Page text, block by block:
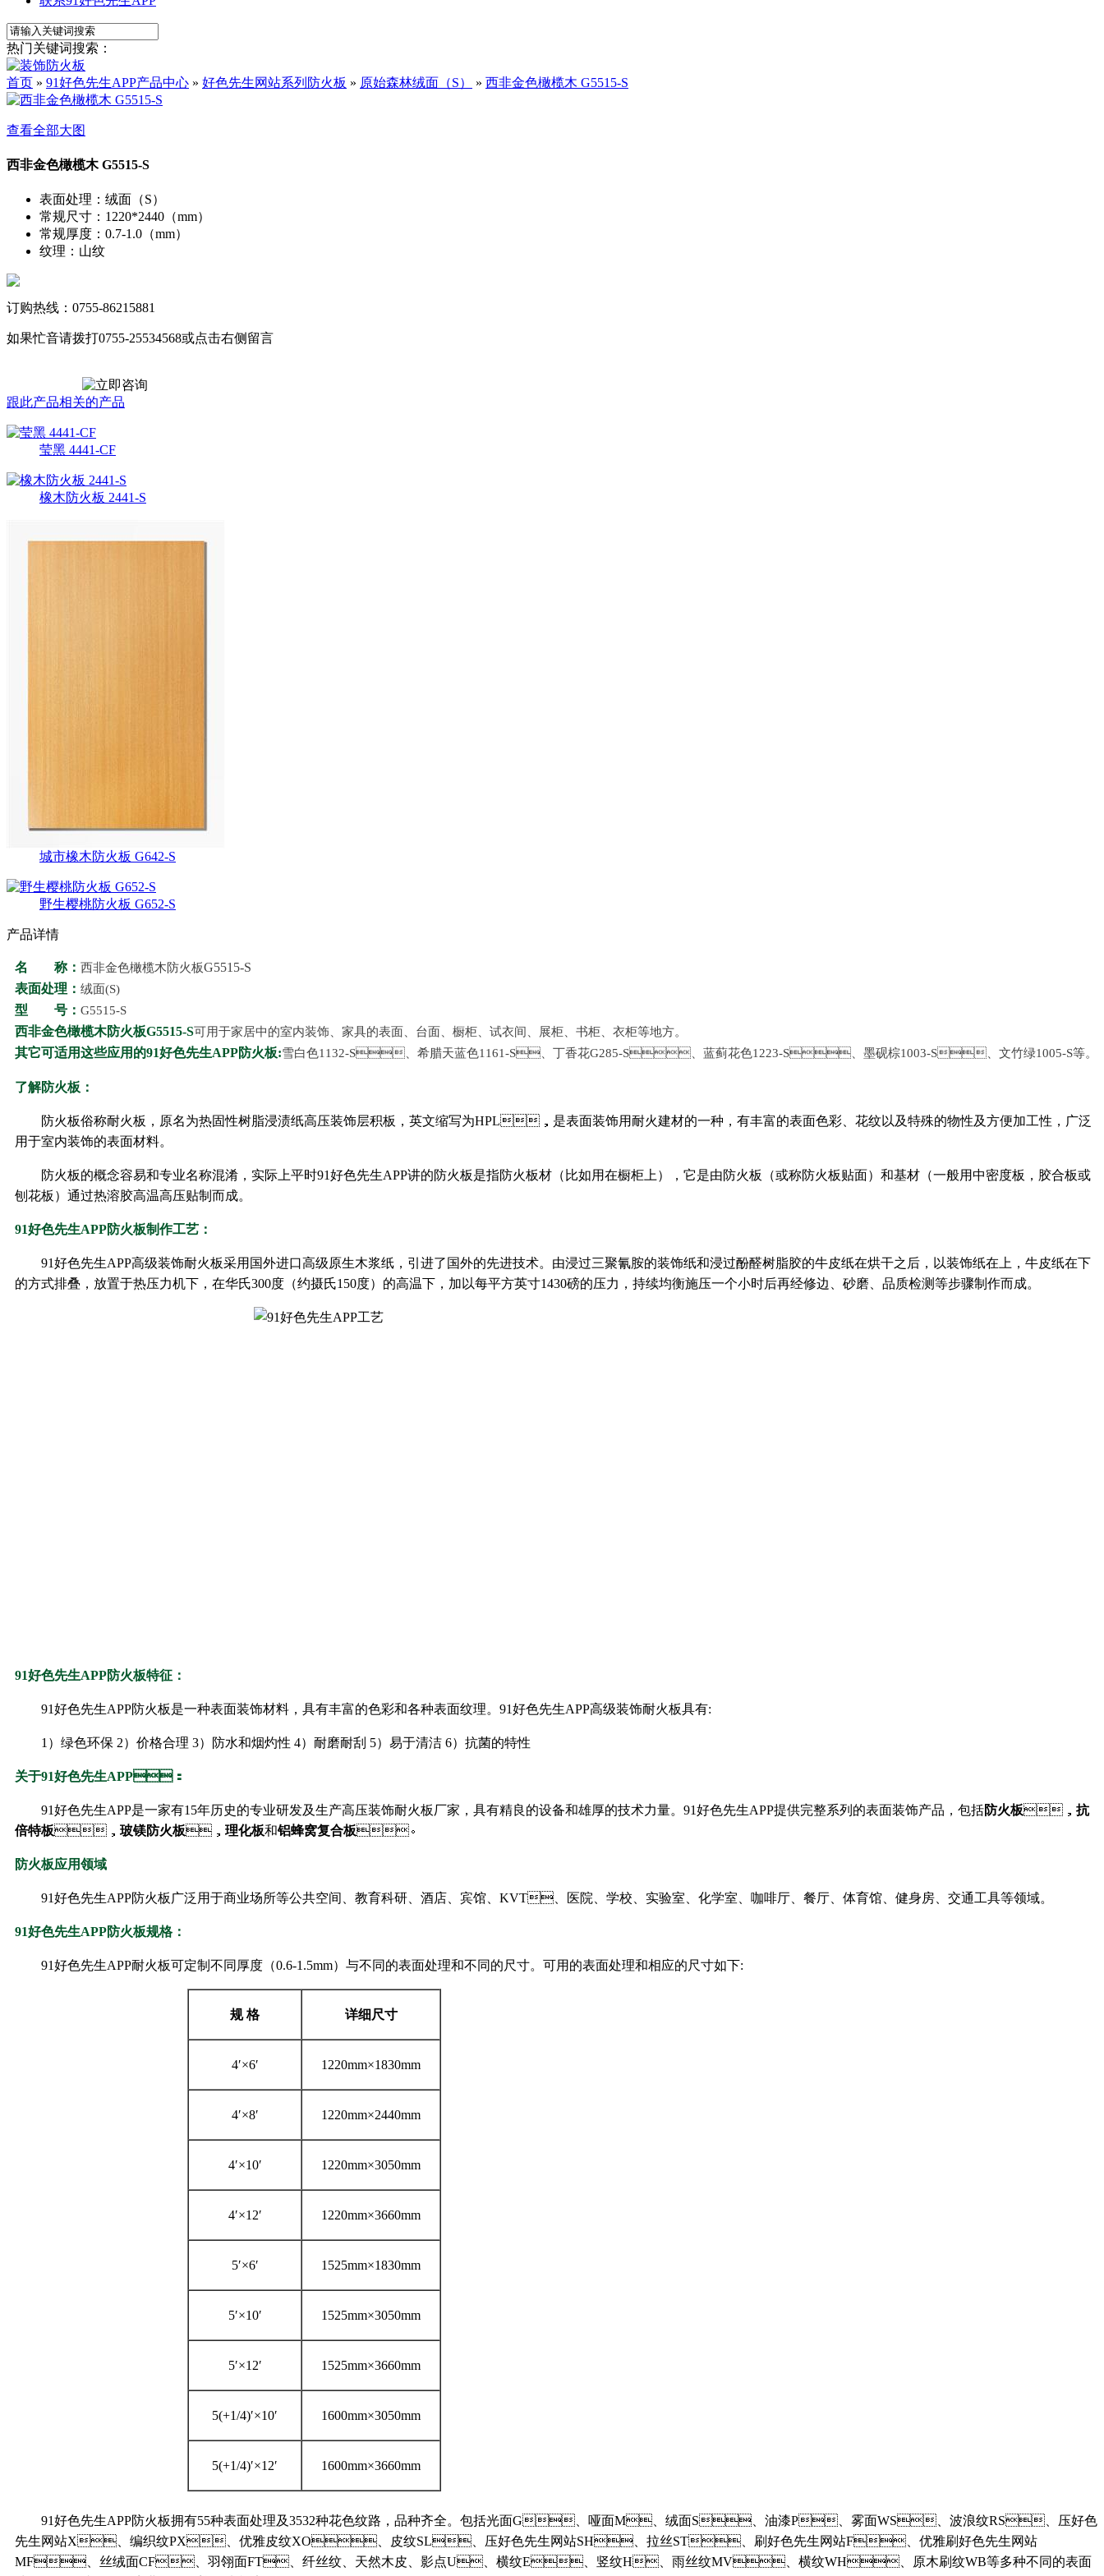
热门关键词搜索：
首页 » 91好色先生APP产品中心 » 好色先生网站系列防火板 » 原始森林绒面（S） » 西非金色橄榄木 G5515-S
查看全部大图
西非金色橄榄木 G5515-S
表面处理 ： 绒面（S）
常规尺寸 ： 1220*2440（mm）
常规厚度 ： 0.7-1.0（mm）
纹理 ： 山纹
订购热线：0755-86215881
如果忙音请拨打0755-25534568或点击右侧留言
跟此产品相关的产品
莹黑 4441-CF
橡木防火板 2441-S
城市橡木防火板 G642-S
野生樱桃防火板 G652-S
产品详情
名 称： 西非金色橄榄木防火板G5515-S
表面处理： 绒面(S)
型 号： G5515-S
西非金色橄榄木防火板G5515-S可用于家居中的室内装饰、家具的表面、台面、橱柜、试衣间、展柜、书柜、衣柜等地方。
其它可适用这些应用的91好色先生APP防火板:雪白色1132-S、希腊天蓝色1161-S、丁香花G285-S、蓝蓟花色1223-S、墨砚棕1003-S、文竹绿1005-S等。
了解防火板：
防火板俗称耐火板，原名为热固性树脂浸渍纸高压装饰层积板，英文缩写为HPL，是表面装饰用耐火建材的一种，有丰富的表面色彩、花纹以及特殊的物性及方便加工性，广泛
用于室内装饰的表面材料。
防火板的概念容易和专业名称混淆，实际上平时91好色先生APP讲的防火板是指防火板材（比如用在橱柜上），它是由防火板（或称防火板贴面）和基材（一般用中密度板，胶合板或
刨花板）通过热溶胶高温高压贴制而成。
91好色先生APP防火板制作工艺：
91好色先生APP高级装饰耐火板采用国外进口高级原生木浆纸，引进了国外的先进技术。由浸过三聚氰胺的装饰纸和浸过酚醛树脂胶的牛皮纸在烘干之后，以装饰纸在上，牛皮纸在下
的方式排叠，放置于热压力机下，在华氏300度（约摄氏150度）的高温下，加以每平方英寸1430磅的压力，持续均衡施压一个小时后再经修边、砂磨、品质检测等步骤制作而成。
91好色先生APP防火板特征：
91好色先生APP防火板是一种表面装饰材料，具有丰富的色彩和各种表面纹理。91好色先生APP高级装饰耐火板具有:
1）绿色环保 2）价格合理 3）防水和烟灼性 4）耐磨耐刮 5）易于清洁 6）抗菌的特性
关于91好色先生APP：
91好色先生APP是一家有15年历史的专业研发及生产高压装饰耐火板厂家，具有精良的设备和雄厚的技术力量。91好色先生APP提供完整系列的表面装饰产品，包括防火板， 抗
倍特板， 玻镁防火板， 理化板和铝蜂窝复合板。
防火板应用领域
91好色先生APP防火板广泛用于商业场所等公共空间、教育科研、酒店、宾馆、KVT、医院、学校、实验室、化学室、咖啡厅、餐厅、体育馆、健身房、交通工具等领域。
91好色先生APP防火板规格：
91好色先生APP耐火板可定制不同厚度（0.6-1.5mm）与不同的表面处理和不同的尺寸。可用的表面处理和相应的尺寸如下:
规 格 详细尺寸
4′×6′ 1220mm×1830mm
4′×8′ 1220mm×2440mm
4′×10′ 1220mm×3050mm
4′×12′ 1220mm×3660mm
5′×6′ 1525mm×1830mm
5′×10′ 1525mm×3050mm
5′×12′ 1525mm×3660mm
5(+1/4)′×10′ 1600mm×3050mm
5(+1/4)′×12′ 1600mm×3660mm
91好色先生APP防火板拥有55种表面处理及3532种花色纹路，品种齐全。包括光面G、哑面M、绒面S、油漆P、雾面WS、波浪纹RS、压好色
先生网站X、编织纹PX、优雅皮纹XO、皮纹SL、压好色先生网站SH、拉丝ST、刷好色先生网站F、优雅刷好色先生网站
MF、丝绒面CF、羽翎面FT、纤丝纹、天然木皮、影点U、横纹E、竖纹H、雨丝纹MV、横纹WH、原木刷纹WB等多种不同的表面